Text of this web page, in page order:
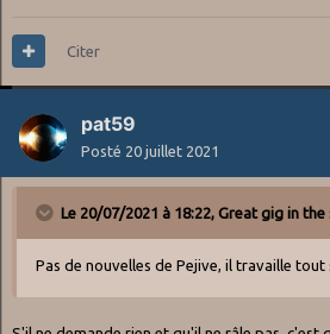
Citer
pat59
Posté 20 juillet 2021
Le 20/07/2021 à 18:22, Great gig in the
Pas de nouvelles de Pejive, il travaille tout